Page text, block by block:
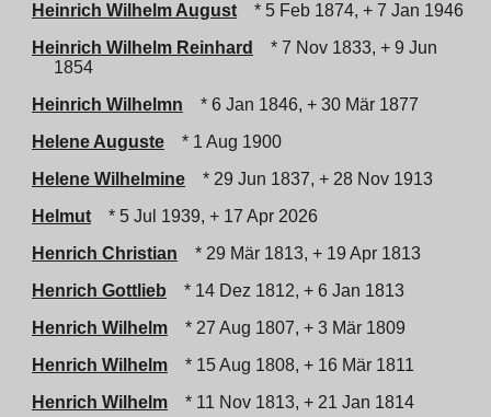
Heinrich Wilhelm August
* 5 Feb 1874, + 7 Jan 1946
Heinrich Wilhelm Reinhard
* 7 Nov 1833, + 9 Jun
1854
Heinrich Wilhelmn
* 6 Jan 1846, + 30 Mär 1877
Helene Auguste
* 1 Aug 1900
Helene Wilhelmine
* 29 Jun 1837, + 28 Nov 1913
Helmut
* 5 Jul 1939, + 17 Apr 2026
Henrich Christian
* 29 Mär 1813, + 19 Apr 1813
Henrich Gottlieb
* 14 Dez 1812, + 6 Jan 1813
Henrich Wilhelm
* 27 Aug 1807, + 3 Mär 1809
Henrich Wilhelm
* 15 Aug 1808, + 16 Mär 1811
Henrich Wilhelm
* 11 Nov 1813, + 21 Jan 1814